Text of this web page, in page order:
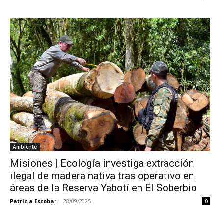
Ambiente
Misiones | Ecología investiga extracción
ilegal de madera nativa tras operativo en
áreas de la Reserva Yabotí en El Soberbio
Patricia Escobar - 28/09/2025 0